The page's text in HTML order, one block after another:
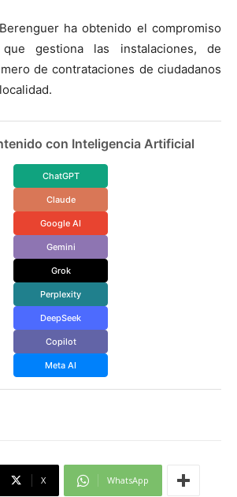
ha obtenido el compromiso
gestiona las instalaciones, de
de contrataciones de ciudadanos
con Inteligencia Artificial
ChatGPT
Claude
Google AI
Gemini
Grok
Perplexity
DeepSeek
Copilot
Meta AI
X WhatsApp